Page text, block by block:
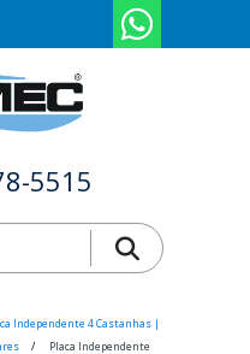
5515
Independente 4 Castanhas |
Placa Independente